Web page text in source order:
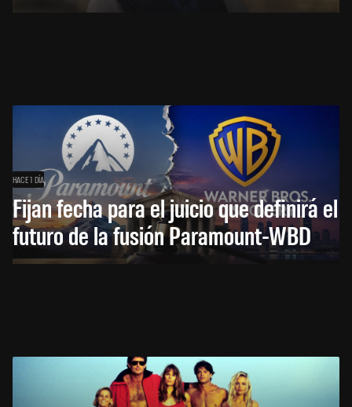
HACE 1 DÍA
Fijan fecha para el juicio que definirá el
futuro de la fusión Paramount-WBD